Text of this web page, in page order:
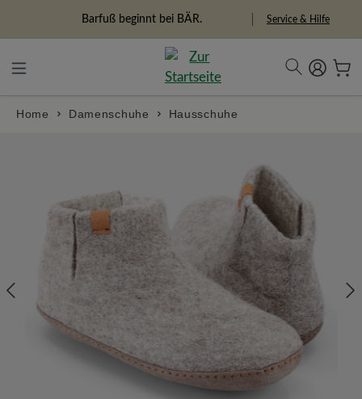
Barfuß beginnt bei BÄR. Service & Hilfe
Home Damenschuhe Hausschuhe